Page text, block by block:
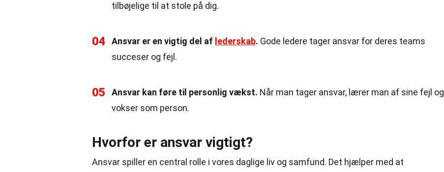
tilbøjelige til at stole på dig.
04 Ansvar er en vigtig del af lederskab. Gode ledere tager ansvar for deres teams
succeser og fejl.
05 Ansvar kan føre til personlig vækst. Når man tager ansvar, lærer man af sine fejl og
vokser som person.
Hvorfor er ansvar vigtigt?
Ansvar spiller en central rolle i vores daglige liv og samfund. Det hjælper med at